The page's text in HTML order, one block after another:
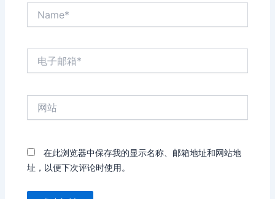
在此浏览器中保存我的显示名称、邮箱地址和网站地
址，以便下次评论时使用。